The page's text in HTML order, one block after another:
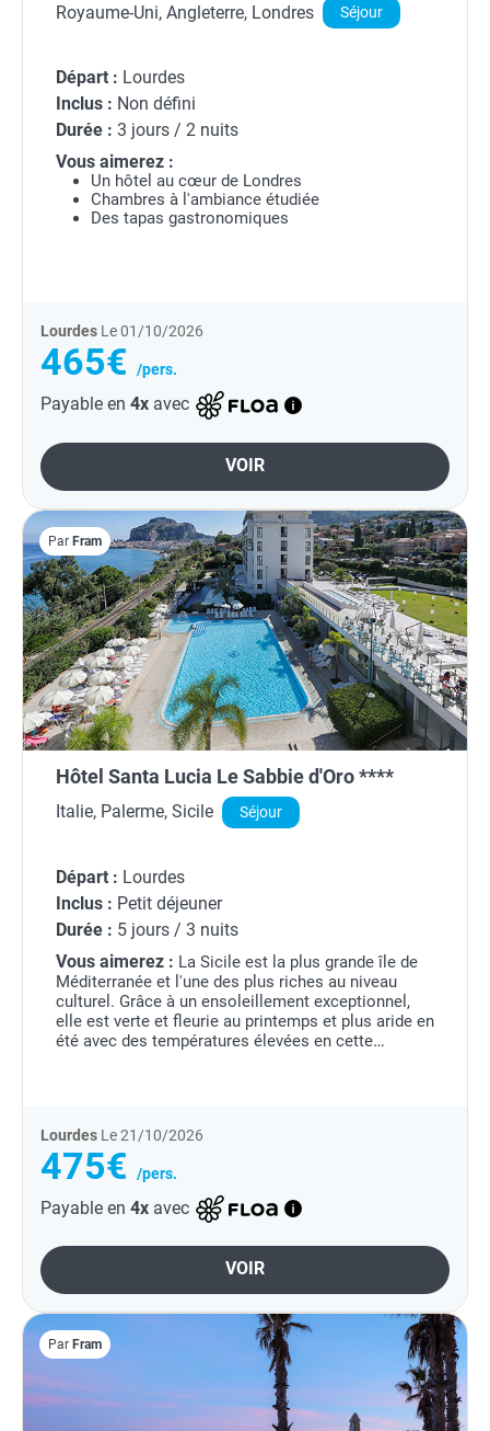
Royaume-Uni, Angleterre, Londres Séjour
Départ : Lourdes
Inclus : Non défini
Durée : 3 jours / 2 nuits
Vous aimerez :
Un hôtel au cœur de Londres
Chambres à l'ambiance étudiée
Des tapas gastronomiques
Lourdes Le 01/10/2026
465€ /pers.
Payable en 4x avec
VOIR
Par Fram
Hôtel Santa Lucia Le Sabbie d'Oro ****
Italie, Palerme, Sicile Séjour
Départ : Lourdes
Inclus : Petit déjeuner
Durée : 5 jours / 3 nuits
Vous aimerez : La Sicile est la plus grande île de
Méditerranée et l'une des plus riches au niveau
culturel. Grâce à un ensoleillement exceptionnel,
elle est verte et fleurie au printemps et plus aride en
été avec des températures élevées en cette
Lourdes Le 21/10/2026
475€ /pers.
Payable en 4x avec
VOIR
Par Fram